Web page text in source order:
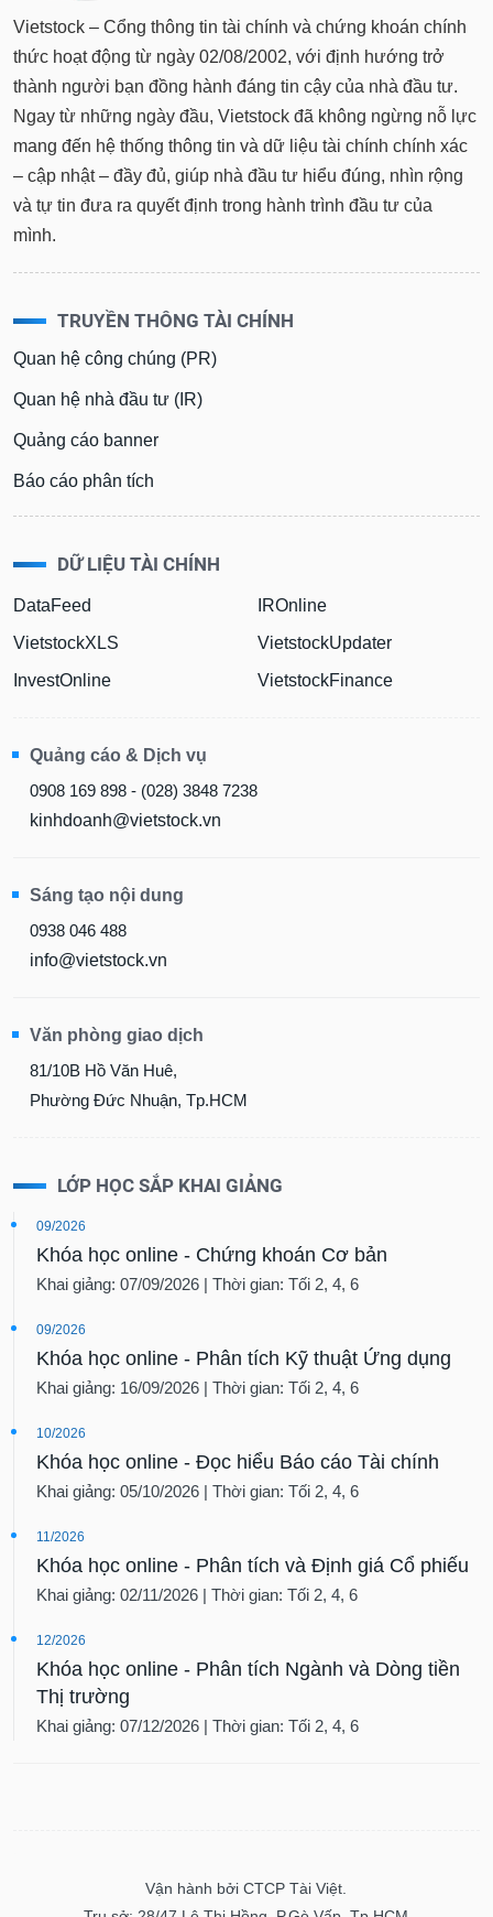
Vietstock – Cổng thông tin tài chính và chứng khoán chính
thức hoạt động từ ngày 02/08/2002, với định hướng trở
thành người bạn đồng hành đáng tin cậy của nhà đầu tư.
Ngay từ những ngày đầu, Vietstock đã không ngừng nỗ lực
mang đến hệ thống thông tin và dữ liệu tài chính chính xác
– cập nhật – đầy đủ, giúp nhà đầu tư hiểu đúng, nhìn rộng
và tự tin đưa ra quyết định trong hành trình đầu tư của
mình.
TRUYỀN THÔNG TÀI CHÍNH
Quan hệ công chúng (PR)
Quan hệ nhà đầu tư (IR)
Quảng cáo banner
Báo cáo phân tích
DỮ LIỆU TÀI CHÍNH
DataFeed
VietstockXLS
InvestOnline
IROnline
VietstockUpdater
VietstockFinance
Quảng cáo & Dịch vụ
0908 169 898 - (028) 3848 7238
kinhdoanh@vietstock.vn
Sáng tạo nội dung
0938 046 488
info@vietstock.vn
Văn phòng giao dịch
81/10B Hồ Văn Huê,
Phường Đức Nhuận, Tp.HCM
LỚP HỌC SẮP KHAI GIẢNG
09/2026
Khóa học online - Chứng khoán Cơ bản
Khai giảng: 07/09/2026 | Thời gian: Tối 2, 4, 6
09/2026
Khóa học online - Phân tích Kỹ thuật Ứng dụng
Khai giảng: 16/09/2026 | Thời gian: Tối 2, 4, 6
10/2026
Khóa học online - Đọc hiểu Báo cáo Tài chính
Khai giảng: 05/10/2026 | Thời gian: Tối 2, 4, 6
11/2026
Khóa học online - Phân tích và Định giá Cổ phiếu
Khai giảng: 02/11/2026 | Thời gian: Tối 2, 4, 6
12/2026
Khóa học online - Phân tích Ngành và Dòng tiền
Thị trường
Khai giảng: 07/12/2026 | Thời gian: Tối 2, 4, 6
Vận hành bởi CTCP Tài Việt.